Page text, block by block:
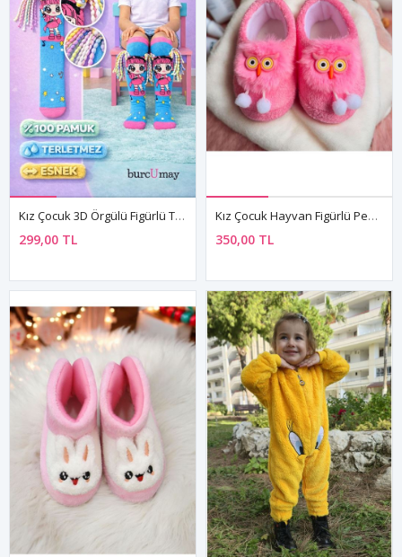
Kız Çocuk 3D Örgülü Figürlü Terletmez Pamuklu Topuksuz Dizaltı Çorap Mavi
299,00 TL
Kız Çocuk Hayvan Figürlü Pembe Panduf Kışlık Yumuşak Peluş Ev Ayakkabısı
350,00 TL